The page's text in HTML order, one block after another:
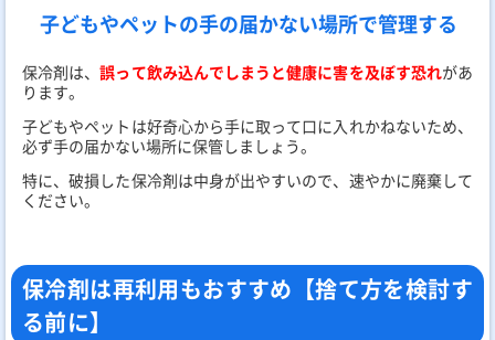
子どもやペットの手の届かない場所で管理する
保冷剤は、誤って飲み込んでしまうと健康に害を及ぼす恐れがあ
ります。
子どもやペットは好奇心から手に取って口に入れかねないため、
必ず手の届かない場所に保管しましょう。
特に、破損した保冷剤は中身が出やすいので、速やかに廃棄して
ください。
保冷剤は再利用もおすすめ【捨て方を検討す
る前に】